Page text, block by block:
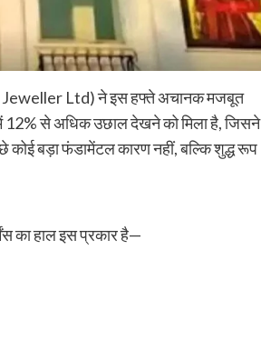
Jeweller Ltd) ने इस हफ्ते अचानक मजबूत
12% से अधिक उछाल देखने को मिला है, जिसने
कोई बड़ा फंडामेंटल कारण नहीं, बल्कि शुद्ध रूप
का हाल इस प्रकार है—